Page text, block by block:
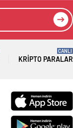
kayıyor!
KRIPTO PARALAR
CANLI